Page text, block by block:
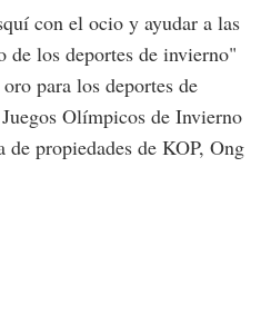
con el ocio y ayudar a las
de los deportes de invierno"
para los deportes de
Olímpicos de Invierno
propiedades de KOP, Ong